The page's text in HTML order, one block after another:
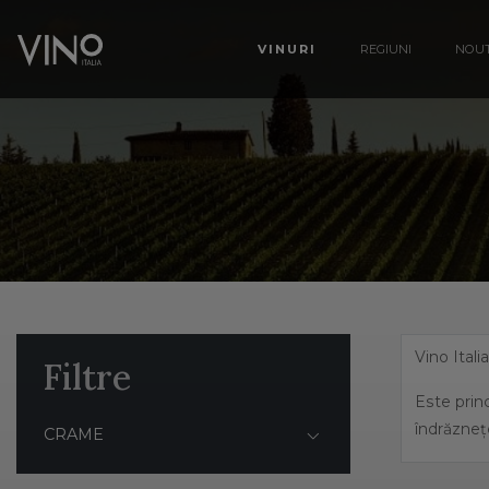
VINURI REGIUNI
Filtre
CRAME
Vino
Este